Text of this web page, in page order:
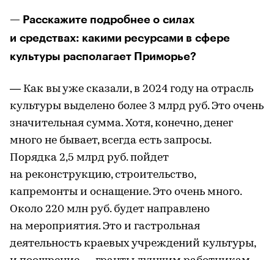
— Расскажите подробнее о силах
и средствах: какими ресурсами в сфере
культуры располагает Приморье?
— Как вы уже сказали, в 2024 году на отрасль
культуры выделено более 3 млрд руб. Это очень
значительная сумма. Хотя, конечно, денег
много не бывает, всегда есть запросы.
Порядка 2,5 млрд руб. пойдет
на реконструкцию, строительство,
капремонты и оснащение. Это очень много.
Около 220 млн руб. будет направлено
на мероприятия. Это и гастрольная
деятельность краевых учреждений культуры,